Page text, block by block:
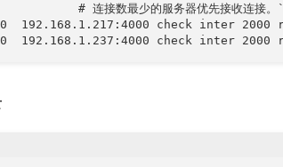
# 连接数最少的服务器优先接收连接。
check inter 2000 rise